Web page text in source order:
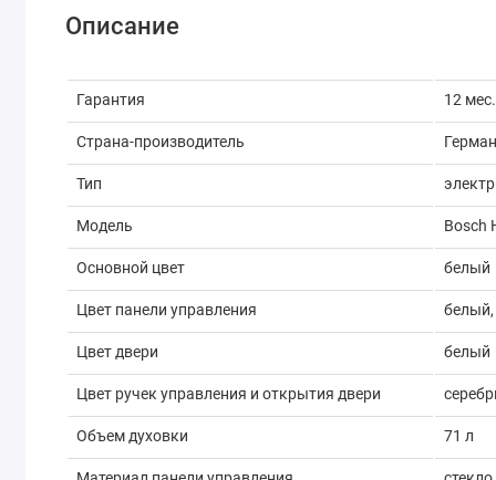
Описание
Гарантия 12 мес.
Страна-производитель
Тип
Модель Bosch
Основной цвет белый
Цвет панели управления
Цвет двери белый
Цвет ручек управления и открытия двери
Объем духовки 71 л